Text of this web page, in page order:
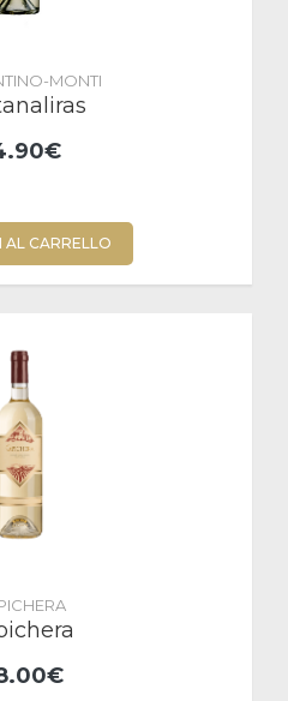
MONTI
AL CARRELLO